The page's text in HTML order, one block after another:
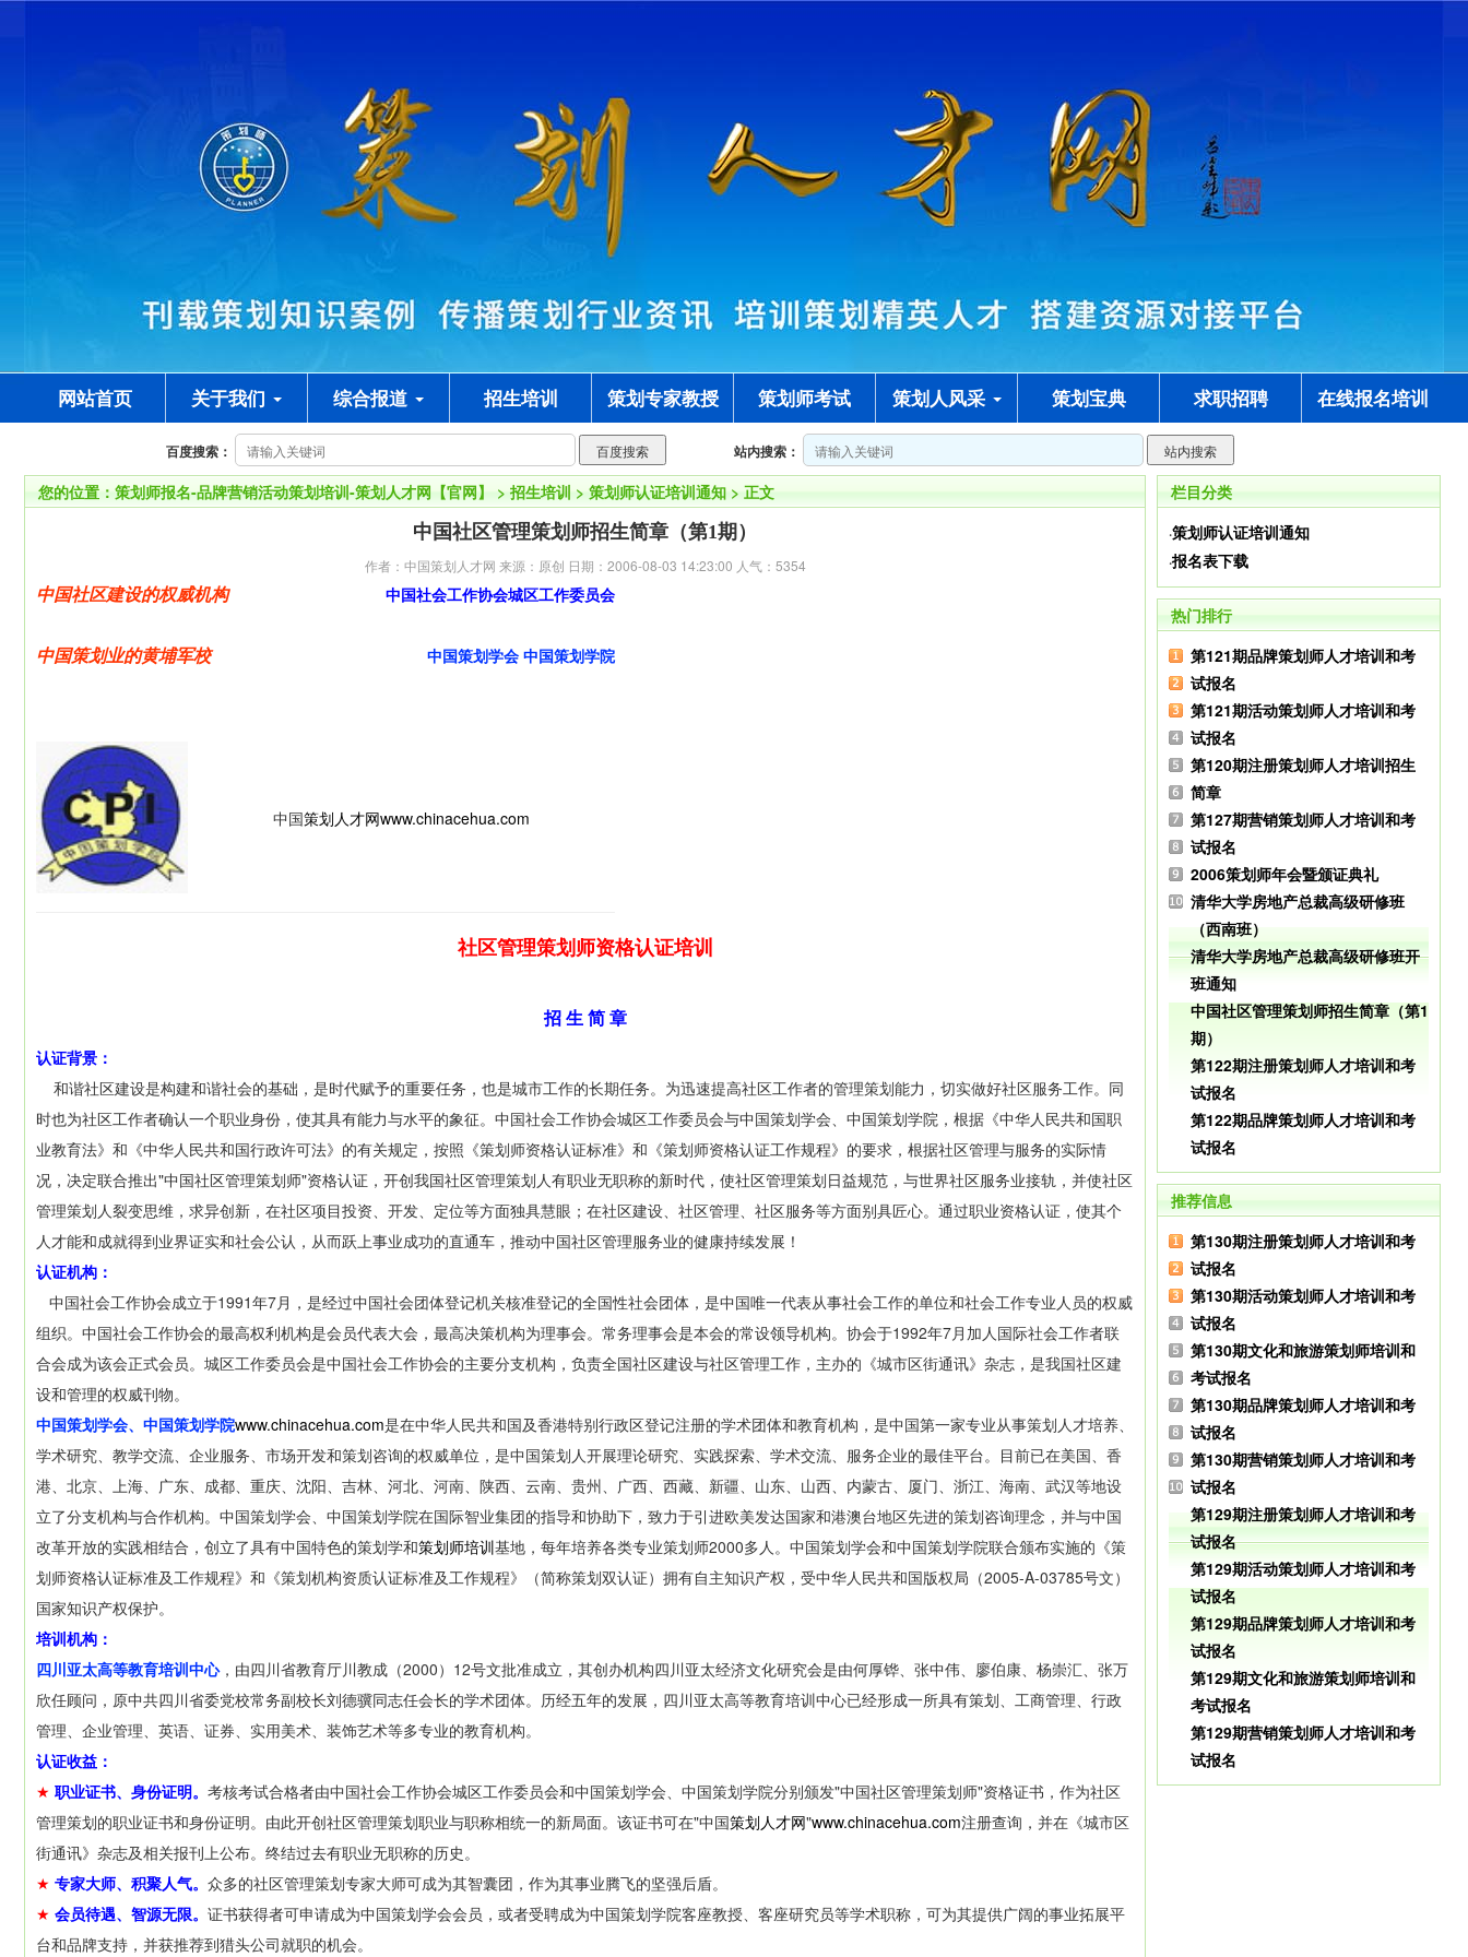
网站首页 关于我们 综合报道 招生培训 策划专家教授 策划师考试 策划人风采 策划宝典 求职招聘 在线报名培训
百度搜索： 站内搜索：
您的位置： 策划师报名-品牌营销活动策划培训-策划人才网【官网】 >招生培训 > 策划师认证培训通知 > 正文
中国社区管理策划师招生简章（第1期）
作者：中国策划人才网 来源：原创 日期：2006-08-03 14:23:00 人气： 5354
中国社区建设的权威机构
中国策划业的黄埔军校
中国社会工作协会城区工作委员会
中国策划学会 中国策划学院
中国策划人才网www.chinacehua.com
社区管理策划师资格认证培训
招 生 简 章
认证背景：
和谐社区建设是构建和谐社会的基础，是时代赋予的重要任务，也是城市工作的长期任务。为迅速提高社区工作者的管理策划能力，切实做好社区服务工作。同
时也为社区工作者确认一个职业身份，使其具有能力与水平的象征。中国社会工作协会城区工作委员会与中国策划学会、中国策划学院，根据《中华人民共和国职
业教育法》和《中华人民共和国行政许可法》的有关规定，按照《策划师资格认证标准》和《策划师资格认证工作规程》的要求，根据社区管理与服务的实际情
况，决定联合推出"中国社区管理策划师"资格认证，开创我国社区管理策划人有职业无职称的新时代，使社区管理策划日益规范，与世界社区服务业接轨，并使社区
管理策划人裂变思维，求异创新，在社区项目投资、开发、定位等方面独具慧眼；在社区建设、社区管理、社区服务等方面别具匠心。通过职业资格认证，使其个
人才能和成就得到业界证实和社会公认，从而跃上事业成功的直通车，推动中国社区管理服务业的健康持续发展！
认证机构：
中国社会工作协会成立于1991年7月，是经过中国社会团体登记机关核准登记的全国性社会团体，是中国唯一代表从事社会工作的单位和社会工作专业人员的权威
组织。中国社会工作协会的最高权利机构是会员代表大会，最高决策机构为理事会。常务理事会是本会的常设领导机构。协会于1992年7月加人国际社会工作者联
合会成为该会正式会员。城区工作委员会是中国社会工作协会的主要分支机构，负责全国社区建设与社区管理工作，主办的《城市区街通讯》杂志，是我国社区建
设和管理的权威刊物。
中国策划学会、中国策划学院www.chinacehua.com是在中华人民共和国及香港特别行政区登记注册的学术团体和教育机构，是中国第一家专业从事策划人才培养、
学术研究、教学交流、企业服务、市场开发和策划咨询的权威单位，是中国策划人开展理论研究、实践探索、学术交流、服务企业的最佳平台。目前已在美国、香
港、北京、上海、广东、成都、重庆、沈阳、吉林、河北、河南、陕西、云南、贵州、广西、西藏、新疆、山东、山西、内蒙古、厦门、浙江、海南、武汉等地设
立了分支机构与合作机构。中国策划学会、中国策划学院在国际智业集团的指导和协助下，致力于引进欧美发达国家和港澳台地区先进的策划咨询理念，并与中国
改革开放的实践相结合，创立了具有中国特色的策划学和策划师培训基地，每年培养各类专业策划师2000多人。中国策划学会和中国策划学院联合颁布实施的《策
划师资格认证标准及工作规程》和《策划机构资质认证标准及工作规程》（简称策划双认证）拥有自主知识产权，受中华人民共和国版权局（2005-A-03785号文）
国家知识产权保护。
培训机构：
四川亚太高等教育培训中心，由四川省教育厅川教成（2000）12号文批准成立，其创办机构四川亚太经济文化研究会是由何厚铧、张中伟、廖伯康、杨崇汇、张万
欣任顾问，原中共四川省委党校常务副校长刘德骥同志任会长的学术团体。历经五年的发展，四川亚太高等教育培训中心已经形成一所具有策划、工商管理、行政
管理、企业管理、英语、证券、实用美术、装饰艺术等多专业的教育机构。
认证收益：
★ 职业证书、身份证明。 考核考试合格者由中国社会工作协会城区工作委员会和中国策划学会、中国策划学院分别颁发"中国社区管理策划师"资格证书，作为社区
管理策划的职业证书和身份证明。由此开创社区管理策划职业与职称相统一的新局面。该证书可在"中国策划人才网"www.chinacehua.com注册查询，并在《城市区
街通讯》杂志及相关报刊上公布。终结过去有职业无职称的历史。
★ 专家大师、积聚人气。 众多的社区管理策划专家大师可成为其智囊团，作为其事业腾飞的坚强后盾。
★ 会员待遇、智源无限。 证书获得者可申请成为中国策划学会会员，或者受聘成为中国策划学院客座教授、客座研究员等学术职称，可为其提供广阔的事业拓展平
台和品牌支持，并获推荐到猎头公司就职的机会。
栏目分类
·策划师认证培训通知
·报名表下载
热门排行
第121期品牌策划师人才培训和考
试报名
第121期活动策划师人才培训和考
试报名
第120期注册策划师人才培训招生
简章
第127期营销策划师人才培训和考
试报名
2006策划师年会暨颁证典礼
清华大学房地产总裁高级研修班
（西南班）
清华大学房地产总裁高级研修班开
班通知
中国社区管理策划师招生简章（第1
期）
第122期注册策划师人才培训和考
试报名
第122期品牌策划师人才培训和考
试报名
推荐信息
第130期注册策划师人才培训和考
试报名
第130期活动策划师人才培训和考
试报名
第130期文化和旅游策划师培训和
考试报名
第130期品牌策划师人才培训和考
试报名
第130期营销策划师人才培训和考
试报名
第129期注册策划师人才培训和考
试报名
第129期活动策划师人才培训和考
试报名
第129期品牌策划师人才培训和考
试报名
第129期文化和旅游策划师培训和
考试报名
第129期营销策划师人才培训和考
试报名